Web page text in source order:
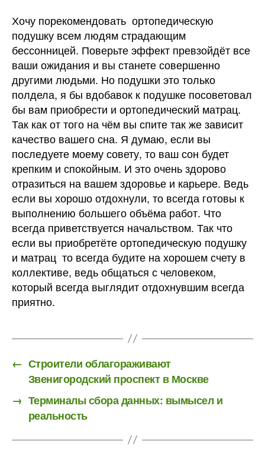
Хочу порекомендовать ортопедическую
подушку всем людям страдающим
бессонницей. Поверьте эффект превзойдёт все
ваши ожидания и вы станете совершенно
другими людьми. Но подушки это только
полдела, я бы вдобавок к подушке посоветовал
бы вам приобрести и ортопедический матрац.
Так как от того на чём вы спите так же зависит
качество вашего сна. Я думаю, если вы
последуете моему совету, то ваш сон будет
крепким и спокойным. И это очень здорово
отразиться на вашем здоровье и карьере. Ведь
если вы хорошо отдохнули, то всегда готовы к
выполнению большего объёма работ. Что
всегда приветствуется начальством. Так что
если вы приобретёте ортопедическую подушку
и матрац то всегда будите на хорошем счету в
коллективе, ведь общаться с человеком,
который всегда выглядит отдохнувшим всегда
приятно.
← Строители облагораживают
Звенигородский проспект в Москве
→ Терминалы сбора данных: вымысел и
реальность